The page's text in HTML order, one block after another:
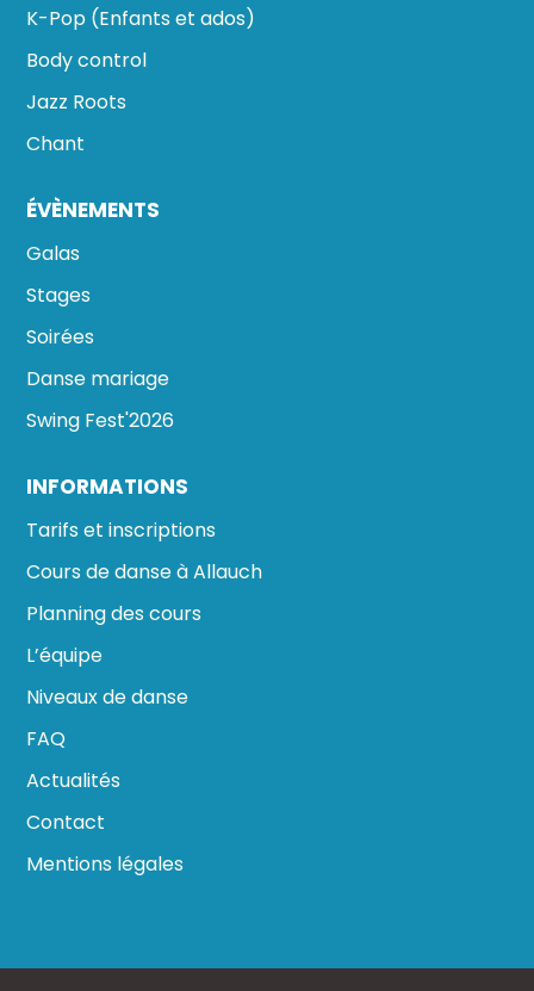
K-Pop (Enfants et ados)
Body control
Jazz Roots
Chant
ÉVÈNEMENTS
Galas
Stages
Soirées
Danse mariage
Swing Fest'2026
INFORMATIONS
Tarifs et inscriptions
Cours de danse à Allauch
Planning des cours
L’équipe
Niveaux de danse
FAQ
Actualités
Contact
Mentions légales